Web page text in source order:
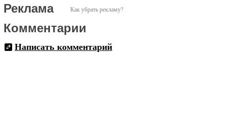
Как убрать рекламу?
Реклама
Комментарии
Написать комментарий